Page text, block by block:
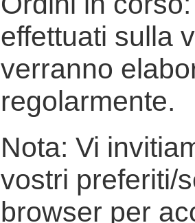
effettuati sulla
verranno
regolarmente.
Nota: Vi
vostri preferiti/
browser per